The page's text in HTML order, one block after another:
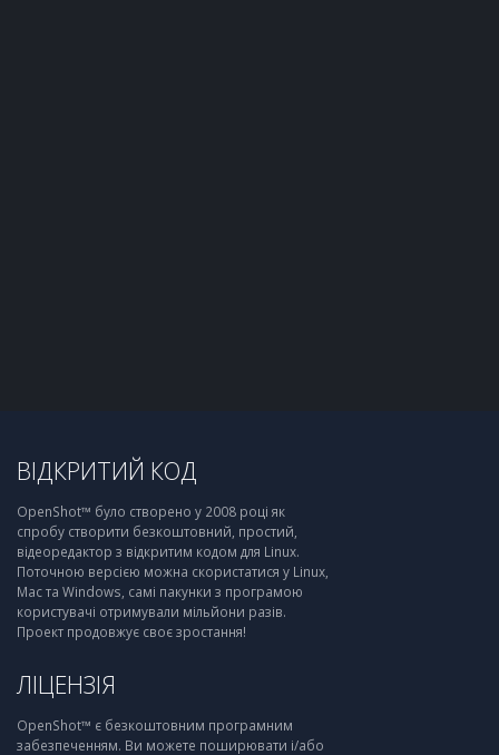
ВІДКРИТИЙ КОД
OpenShot™ було створено у 2008 році як
спробу створити безкоштовний, простий,
відеоредактор з відкритим кодом для Linux.
Поточною версією можна скористатися у Linux,
Mac та Windows, самі пакунки з програмою
користувачі отримували мільйони разів.
Проект продовжує своє зростання!
ЛІЦЕНЗІЯ
OpenShot™ є безкоштовним програмним
забезпеченням. Ви можете поширювати і/або